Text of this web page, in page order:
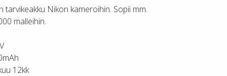
tarvikeakku Nikon kameroihin. Sopii mm.
malleihin.
12kk